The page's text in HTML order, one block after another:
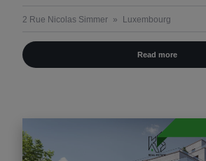
2 Rue Nicolas Simmer Luxembourg
Read more